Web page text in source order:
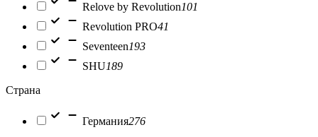
Relove by Revolution101
Revolution PRO41
Seventeen193
SHU189
Страна
Германия276